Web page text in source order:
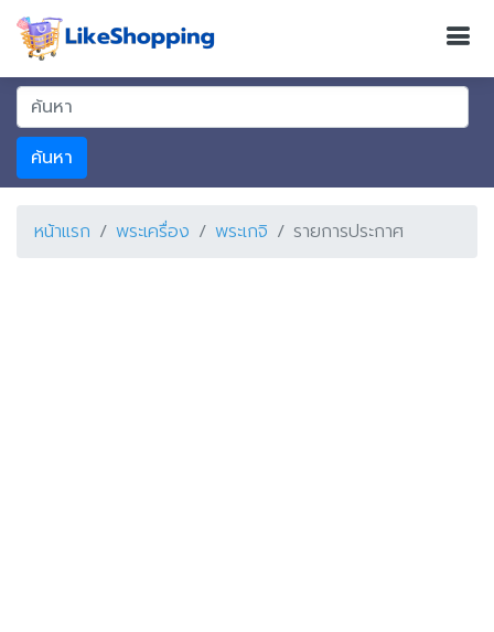
ค้นหา
หน้าแรก พระเครื่อง พระเกจิ รายการประกาศ